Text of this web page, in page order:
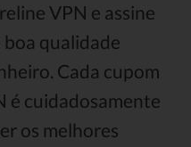
VPN e assine
qualidade
Cada cupom
é cuidadosamente
os melhores